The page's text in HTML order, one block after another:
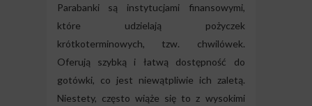
Parabanki są instytucjami finansowymi,
które udzielają pożyczek
krótkoterminowych, tzw. chwilówek.
Oferują szybką i łatwą dostępność do
gotówki, co jest niewątpliwie ich zaletą.
Niestety, często wiąże się to z wysokimi